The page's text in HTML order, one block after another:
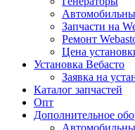
Запчасти на
Ремонт
Цена
Установка Вебасто
Заявка на
Каталог запчастей
Опт
Дополнительное